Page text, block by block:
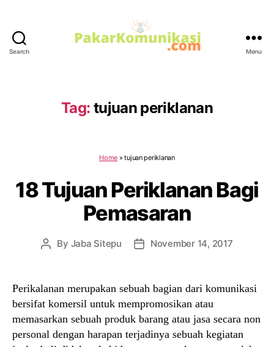
Search Menu
Tag: tujuan periklanan
Home »tujuan periklanan
18 Tujuan Periklanan Bagi
Pemasaran
Post
By Jaba Sitepu
PostNovember 14, 2017
Perikalanan merupakan sebuah bagian dari komunikasi
bersifat komersil untuk mempromosikan atau
memasarkan sebuah produk barang atau jasa secara non
personal dengan harapan terjadinya sebuah kegiatan